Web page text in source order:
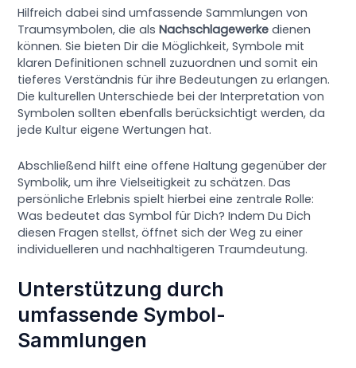
Hilfreich dabei sind umfassende Sammlungen von
Traumsymbolen, die alsNachschlagewerke dienen
können. Sie bieten Dir die Möglichkeit, Symbole mit
klaren Definitionen schnell zuzuordnen und somit ein
tieferes Verständnis für ihre Bedeutungen zu erlangen.
Die kulturellen Unterschiede bei der Interpretation von
Symbolen sollten ebenfalls berücksichtigt werden, da
jede Kultur eigene Wertungen hat.
Abschließend hilft eine offene Haltung gegenüber der
Symbolik, um ihre Vielseitigkeit zu schätzen. Das
persönliche Erlebnis spielt hierbei eine zentrale Rolle:
Was bedeutet das Symbol für Dich? Indem Du Dich
diesen Fragen stellst, öffnet sich der Weg zu einer
individuelleren und nachhaltigeren Traumdeutung.
Unterstützung durch
umfassende Symbol-
Sammlungen